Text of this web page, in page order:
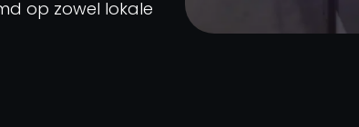
op zowel lokale